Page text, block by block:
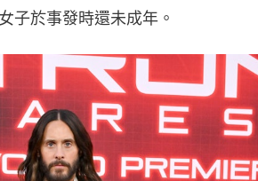
子於事發時還未成年。